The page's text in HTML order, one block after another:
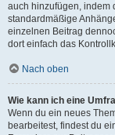
auch hinzufügen, indem
standardmäßige
einzelnen Beitrag
dort einfach das
Nach oben
Wie kann ich eine
Wenn du ein neues
bearbeitest, findest du